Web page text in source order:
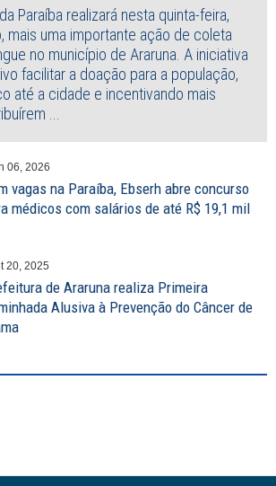
Paraíba realizará nesta quinta-feira,
mais uma importante ação de coleta
no município de Araruna. A iniciativa
facilitar a doação para a população,
até a cidade e incentivando mais
...
06, 2026
vagas na Paraíba, Ebserh abre concurso
médicos com salários de até R$ 19,1 mil
20, 2025
de Araruna realiza Primeira
Alusiva à Prevenção do Câncer de